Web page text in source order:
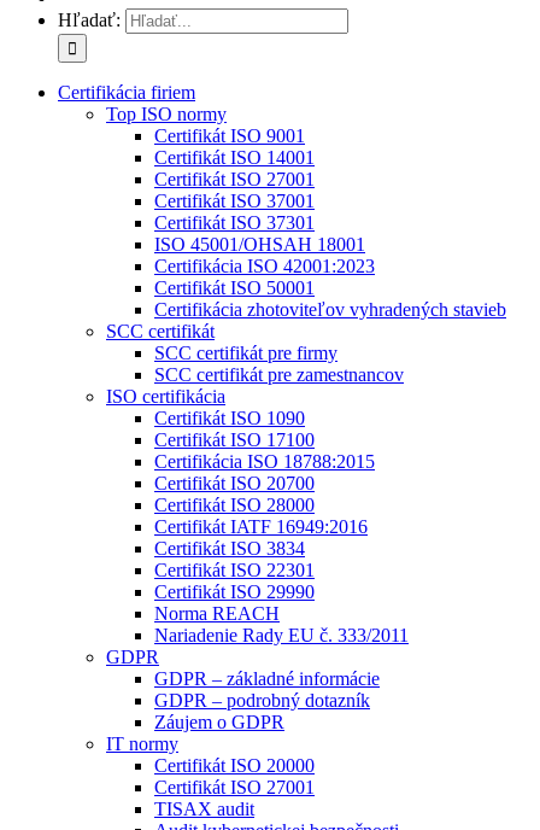
Hľadať:
Certifikácia firiem
Top ISO normy
Certifikát ISO 9001
Certifikát ISO 14001
Certifikát ISO 27001
Certifikát ISO 37001
Certifikát ISO 37301
ISO 45001/OHSAH 18001
Certifikácia ISO 42001:2023
Certifikát ISO 50001
Certifikácia zhotoviteľov vyhradených stavieb
SCC certifikát
SCC certifikát pre firmy
SCC certifikát pre zamestnancov
ISO certifikácia
Certifikát ISO 1090
Certifikát ISO 17100
Certifikácia ISO 18788:2015
Certifikát ISO 20700
Certifikát ISO 28000
Certifikát IATF 16949:2016
Certifikát ISO 3834
Certifikát ISO 22301
Certifikát ISO 29990
Norma REACH
Nariadenie Rady EU č. 333/2011
GDPR
GDPR – základné informácie
GDPR – podrobný dotazník
Záujem o GDPR
IT normy
Certifikát ISO 20000
Certifikát ISO 27001
TISAX audit